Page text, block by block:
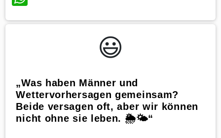
😃️
„Was haben Männer und
Wettervorhersagen gemeinsam?
Beide versagen oft, aber wir können
nicht ohne sie leben. 🌦️🌤️“